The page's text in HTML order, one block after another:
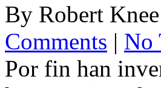
By Robert Knee
Comments | No
Por fin han